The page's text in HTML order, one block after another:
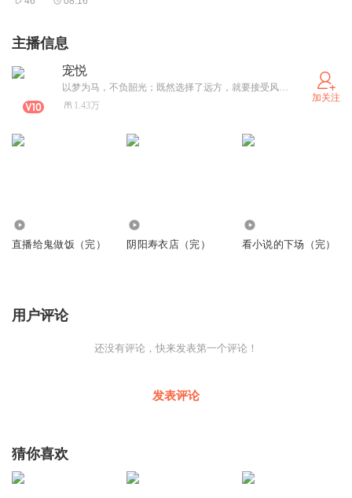
主播信息
宠悦
以梦为马，不负韶光；既然选择了远方，就要接受风雨兼程。阿芙佳朵——沦陷、沉浸
1.43万
加关注
直播给鬼做饭（完） 阴阳寿衣店（完） 看小说的下场（完）
用户评论
还没有评论，快来发表第一个评论！
发表评论
猜你喜欢